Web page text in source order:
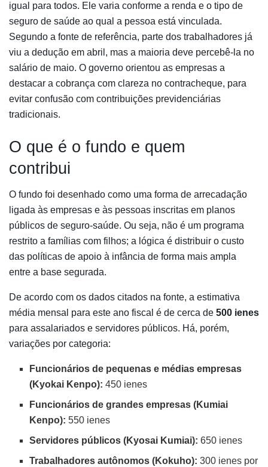
igual para todos. Ele varia conforme a renda e o tipo de
seguro de saúde ao qual a pessoa está vinculada.
Segundo a fonte de referência, parte dos trabalhadores já
viu a dedução em abril, mas a maioria deve percebê-la no
salário de maio. O governo orientou as empresas a
destacar a cobrança com clareza no contracheque, para
evitar confusão com contribuições previdenciárias
tradicionais.
O que é o fundo e quem
contribui
O fundo foi desenhado como uma forma de arrecadação
ligada às empresas e às pessoas inscritas em planos
públicos de seguro-saúde. Ou seja, não é um programa
restrito a famílias com filhos; a lógica é distribuir o custo
das políticas de apoio à infância de forma mais ampla
entre a base segurada.
De acordo com os dados citados na fonte, a estimativa
média mensal para este ano fiscal é de cerca de 500 ienes
para assalariados e servidores públicos. Há, porém,
variações por categoria:
Funcionários de pequenas e médias empresas
(Kyokai Kenpo): 450 ienes
Funcionários de grandes empresas (Kumiai
Kenpo): 550 ienes
Servidores públicos (Kyosai Kumiai): 650 ienes
Trabalhadores autônomos (Kokuho): 300 ienes por